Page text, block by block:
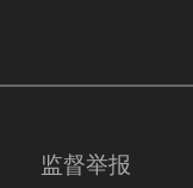
监督举报